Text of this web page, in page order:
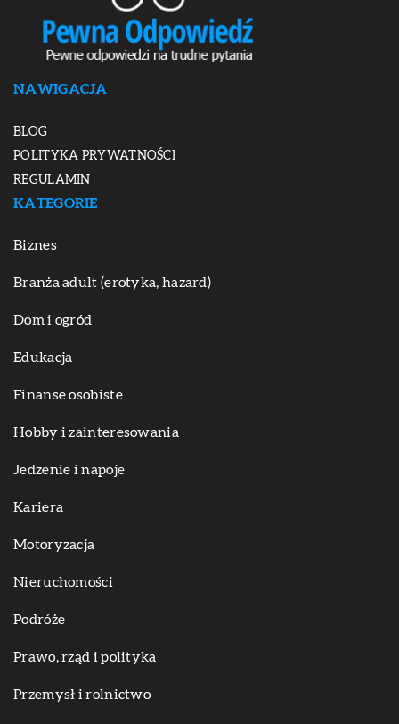
NAWIGACJA
BLOG
POLITYKA PRYWATNOŚCI
REGULAMIN
KATEGORIE
Biznes
Branża adult (erotyka, hazard)
Dom i ogród
Edukacja
Finanse osobiste
Hobby i zainteresowania
Jedzenie i napoje
Kariera
Motoryzacja
Nieruchomości
Podróże
Prawo, rząd i polityka
Przemysł i rolnictwo